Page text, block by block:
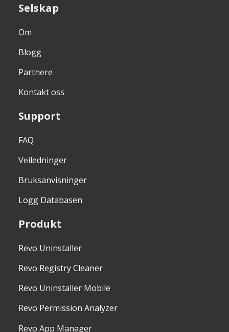
Selskap
Om
Blogg
Partnere
Kontakt oss
Support
FAQ
Veiledninger
Bruksanvisninger
Logg Databasen
Produkt
Revo Uninstaller
Revo Registry Cleaner
Revo Uninstaller Mobile
Revo Permission Analyzer
Revo App Manager